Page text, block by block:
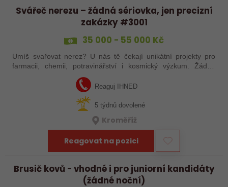
Svářeč nerezu – žádná sériovka, jen precizní
zakázky #3001
35 000 - 55 000 Kč
Umíš svařovat nerez? U nás tě čekají unikátní projekty pro
farmacii, chemii, potravinářství i kosmický výzkum. Žádná
rutina, ale precizní práce, která má smysl.
Reaguj IHNED
5 týdnů dovolené
Kroměříž
Reagovat na pozici
Brusič kovů - vhodné i pro juniorní kandidáty
(žádné noční)